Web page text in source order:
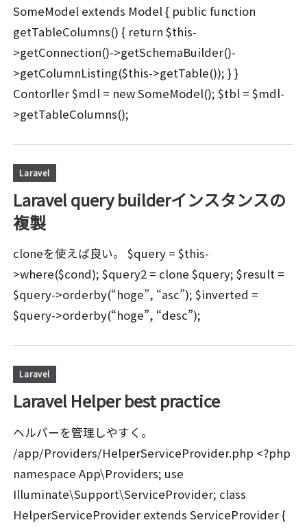
SomeModel extends Model { public function
getTableColumns() { return $this-
>getConnection()->getSchemaBuilder()-
>getColumnListing($this->getTable()); } }
Contorller $mdl = new SomeModel(); $tbl = $mdl-
>getTableColumns();
Laravel
Laravel query builderインスタンスの
複製
cloneを使えば良い。 $query = $this-
>where($cond); $query2 = clone $query; $result =
$query->orderby(“hoge”, “asc”); $inverted =
$query->orderby(“hoge”, “desc”);
Laravel
Laravel Helper best practice
ヘルパーを管理しやすく。
/app/Providers/HelperServiceProvider.php <?php
namespace App\Providers; use
Illuminate\Support\ServiceProvider; class
HelperServiceProvider extends ServiceProvider {